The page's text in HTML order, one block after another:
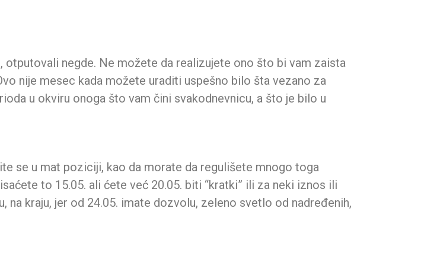
negde. Ne možete da realizujete ono što bi vam zaista
nije mesec kada možete uraditi uspešno bilo šta vezano za
u okviru onoga što vam čini svakodnevnicu, a što je bilo u
se u mat poziciji, kao da morate da regulišete mnogo toga
to 15.05. ali ćete već 20.05. biti “kratki” ili za neki iznos ili
kraju, jer od 24.05. imate dozvolu, zeleno svetlo od nadređenih,